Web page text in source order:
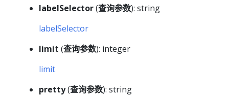
labelSelector(查询参数): string
labelSelector
limit (查询参数): integer
limit
pretty(查询参数): string